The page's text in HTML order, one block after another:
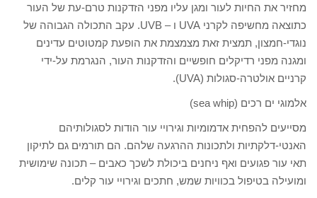
מחזיר את החיות לעור ומגן עליו מפני הזדקנות טרם-עת של העור
כתוצאה מחשיפה לקרני UVA ו – UVB. עקב התכולה הגבוהה של
נוגדי-חמצון, תמצית זאת מצמצמת את הופעת קמטוטים עדינים
ומגנה מפני רדיקלים חופשיים והזדקנות העור, הנגרמת על-ידי
קרניים אולטרה-סגולות (UVA).
אלמוגי ים רכים (sea whip)
מסייעים להפחית אדמומיות וגירויי עור הודות לסגולותיהם
האנטי-דלקתיות ולתכונות ההרגעה שלהם. הם תורמים גם לתיקון
תאי עור פגועים ואף ניחנים ביכולת לשכך כאבים – תכונה שימושית
ומועילה בטיפול בכוויות שמש, חתכים וגירויי עור קלים.